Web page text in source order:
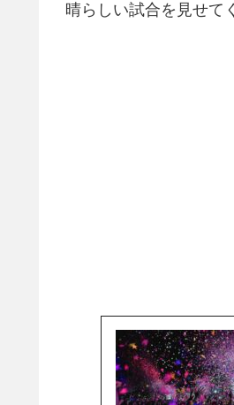
晴らしい試合を見せて